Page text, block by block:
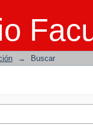
→ Buscar